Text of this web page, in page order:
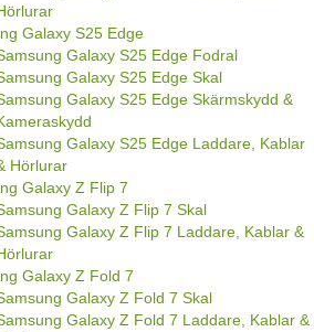
Galaxy S25 Edge
Galaxy S25 Edge Fodral
Galaxy S25 Edge Skal
Galaxy S25 Edge Skärmskydd &
Galaxy S25 Edge Laddare, Kablar
Hörlurar
Galaxy Z Flip 7
Galaxy Z Flip 7 Skal
Galaxy Z Flip 7 Laddare, Kablar &
Galaxy Z Fold 7
Galaxy Z Fold 7 Skal
Galaxy Z Fold 7 Laddare, Kablar &